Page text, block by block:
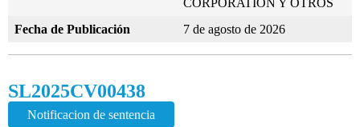
CORPORATION Y OTROS
Fecha de Publicación
7 de agosto de 2026
SL2025CV00438
Notificacion de sentencia